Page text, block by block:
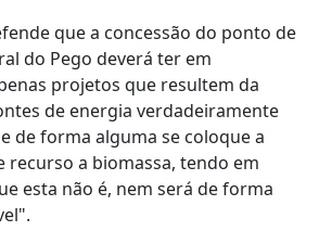
que a concessão do ponto de
do Pego deverá ter em
projetos que resultem da
de energia verdadeiramente
de forma alguma se coloque a
recurso a biomassa, tendo em
esta não é, nem será de forma